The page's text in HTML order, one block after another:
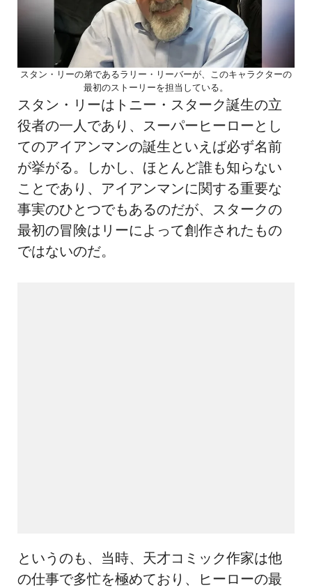
スタン・リーの弟であるラリー・リーバーが、このキャラクターの
最初のストーリーを担当している。
スタン・リーはトニー・スターク誕生の立
役者の一人であり、スーパーヒーローとし
てのアイアンマンの誕生といえば必ず名前
が挙がる。しかし、ほとんど誰も知らない
ことであり、アイアンマンに関する重要な
事実のひとつでもあるのだが、スタークの
最初の冒険はリーによって創作されたもの
ではないのだ。
というのも、当時、天才コミック作家は他
の仕事で多忙を極めており、ヒーローの最